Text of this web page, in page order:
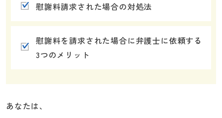
慰謝料請求された場合の対処法
慰謝料を請求された場合に弁護士に依頼する
3つのメリット
あなたは、